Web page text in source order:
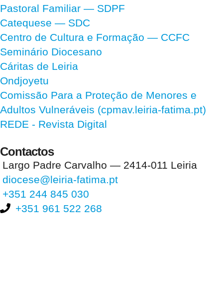
Pastoral Familiar — SDPF
Catequese — SDC
Centro de Cultura e Formação — CCFC
Seminário Diocesano
Cáritas de Leiria
Ondjoyetu
Comissão Para a Proteção de Menores e
Adultos Vulneráveis (cpmav.leiria-fatima.pt)
REDE - Revista Digital
Contactos
Largo Padre Carvalho — 2414-011 Leiria
diocese@leiria-fatima.pt
+351 244 845 030
+351 961 522 268